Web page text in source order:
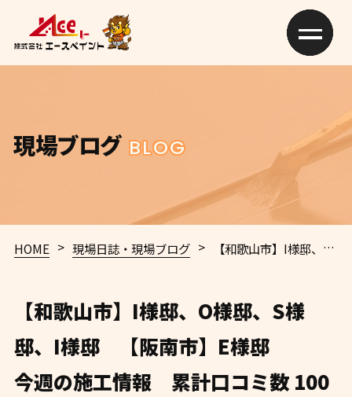
現場ブログ BLOG
HOME > 現場日誌・現場ブログ > 【和歌山市】I様邸、O様邸、S様邸、I様邸 【阪南市】E様邸
【和歌山市】I様邸、O様邸、S様
邸、I様邸 【阪南市】E様邸
今週の施工情報 累計口コミ数 100